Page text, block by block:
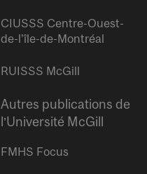
CIUSSS Centre-Ouest-
de-l’île-de-Montréal
RUISSS McGill
Autres publications de
l’Université McGill
FMHS Focus